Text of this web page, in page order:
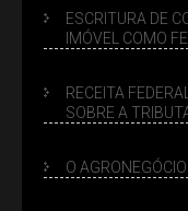
ESCRITURA DE
IMÓVEL COMO
RECEITA
SOBRE A
O